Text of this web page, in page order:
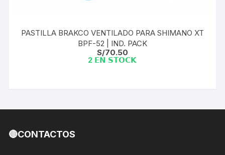
PASTILLA BRAKCO VENTILADO PARA SHIMANO XT
BPF-52 | IND. PACK
S/70.50
2 𝗘𝗡 𝗦𝗧𝗢𝗖𝗞
🔴CONTACTOS